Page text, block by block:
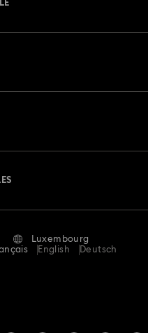
Luxembourg
English Deutsch